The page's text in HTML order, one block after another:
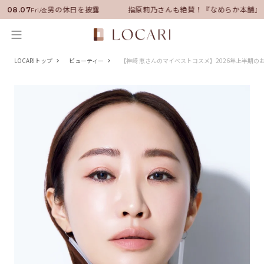
08.07Fri/金
就任！いい男の休日を披露 指原莉乃さんも絶賛！『なめらか本舗』
LOCARIトップ ビューティー 【神崎 恵さんのマイベストコスメ】2026年上半期の